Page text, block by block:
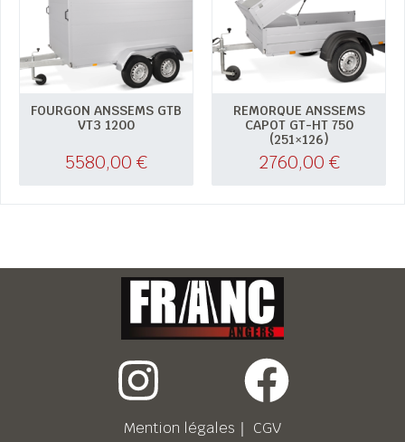
FOURGON ANSSEMS GTB
VT3 1200
5580,00 €
REMORQUE ANSSEMS
CAPOT GT-HT 750
(251×126)
2760,00 €
Mention légales ｜ CGV